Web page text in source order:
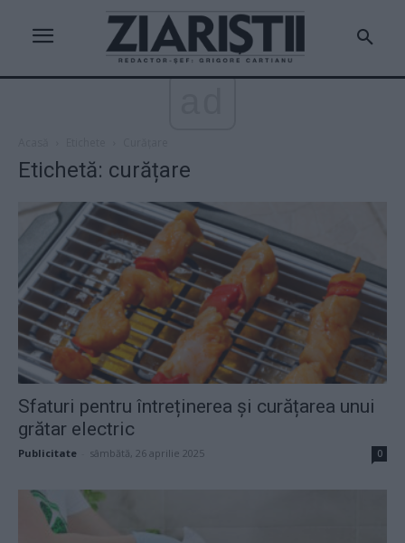
Etichetă: curățare
Sfaturi pentru întreținerea și curățarea unui
grătar electric
Publicitate sâmbătă, 26 aprilie 2025 0